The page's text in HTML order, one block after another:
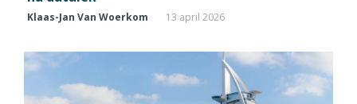
Klaas-Jan Van Woerkom 13 april 2026